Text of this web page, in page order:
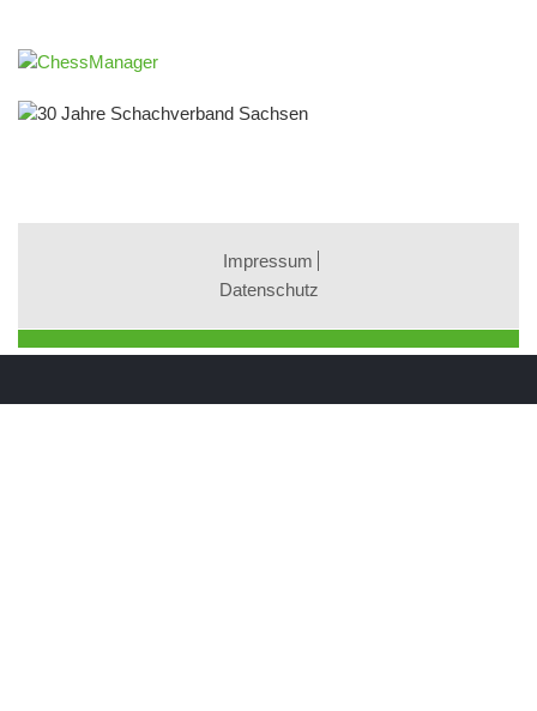
Impressum
Datenschutz